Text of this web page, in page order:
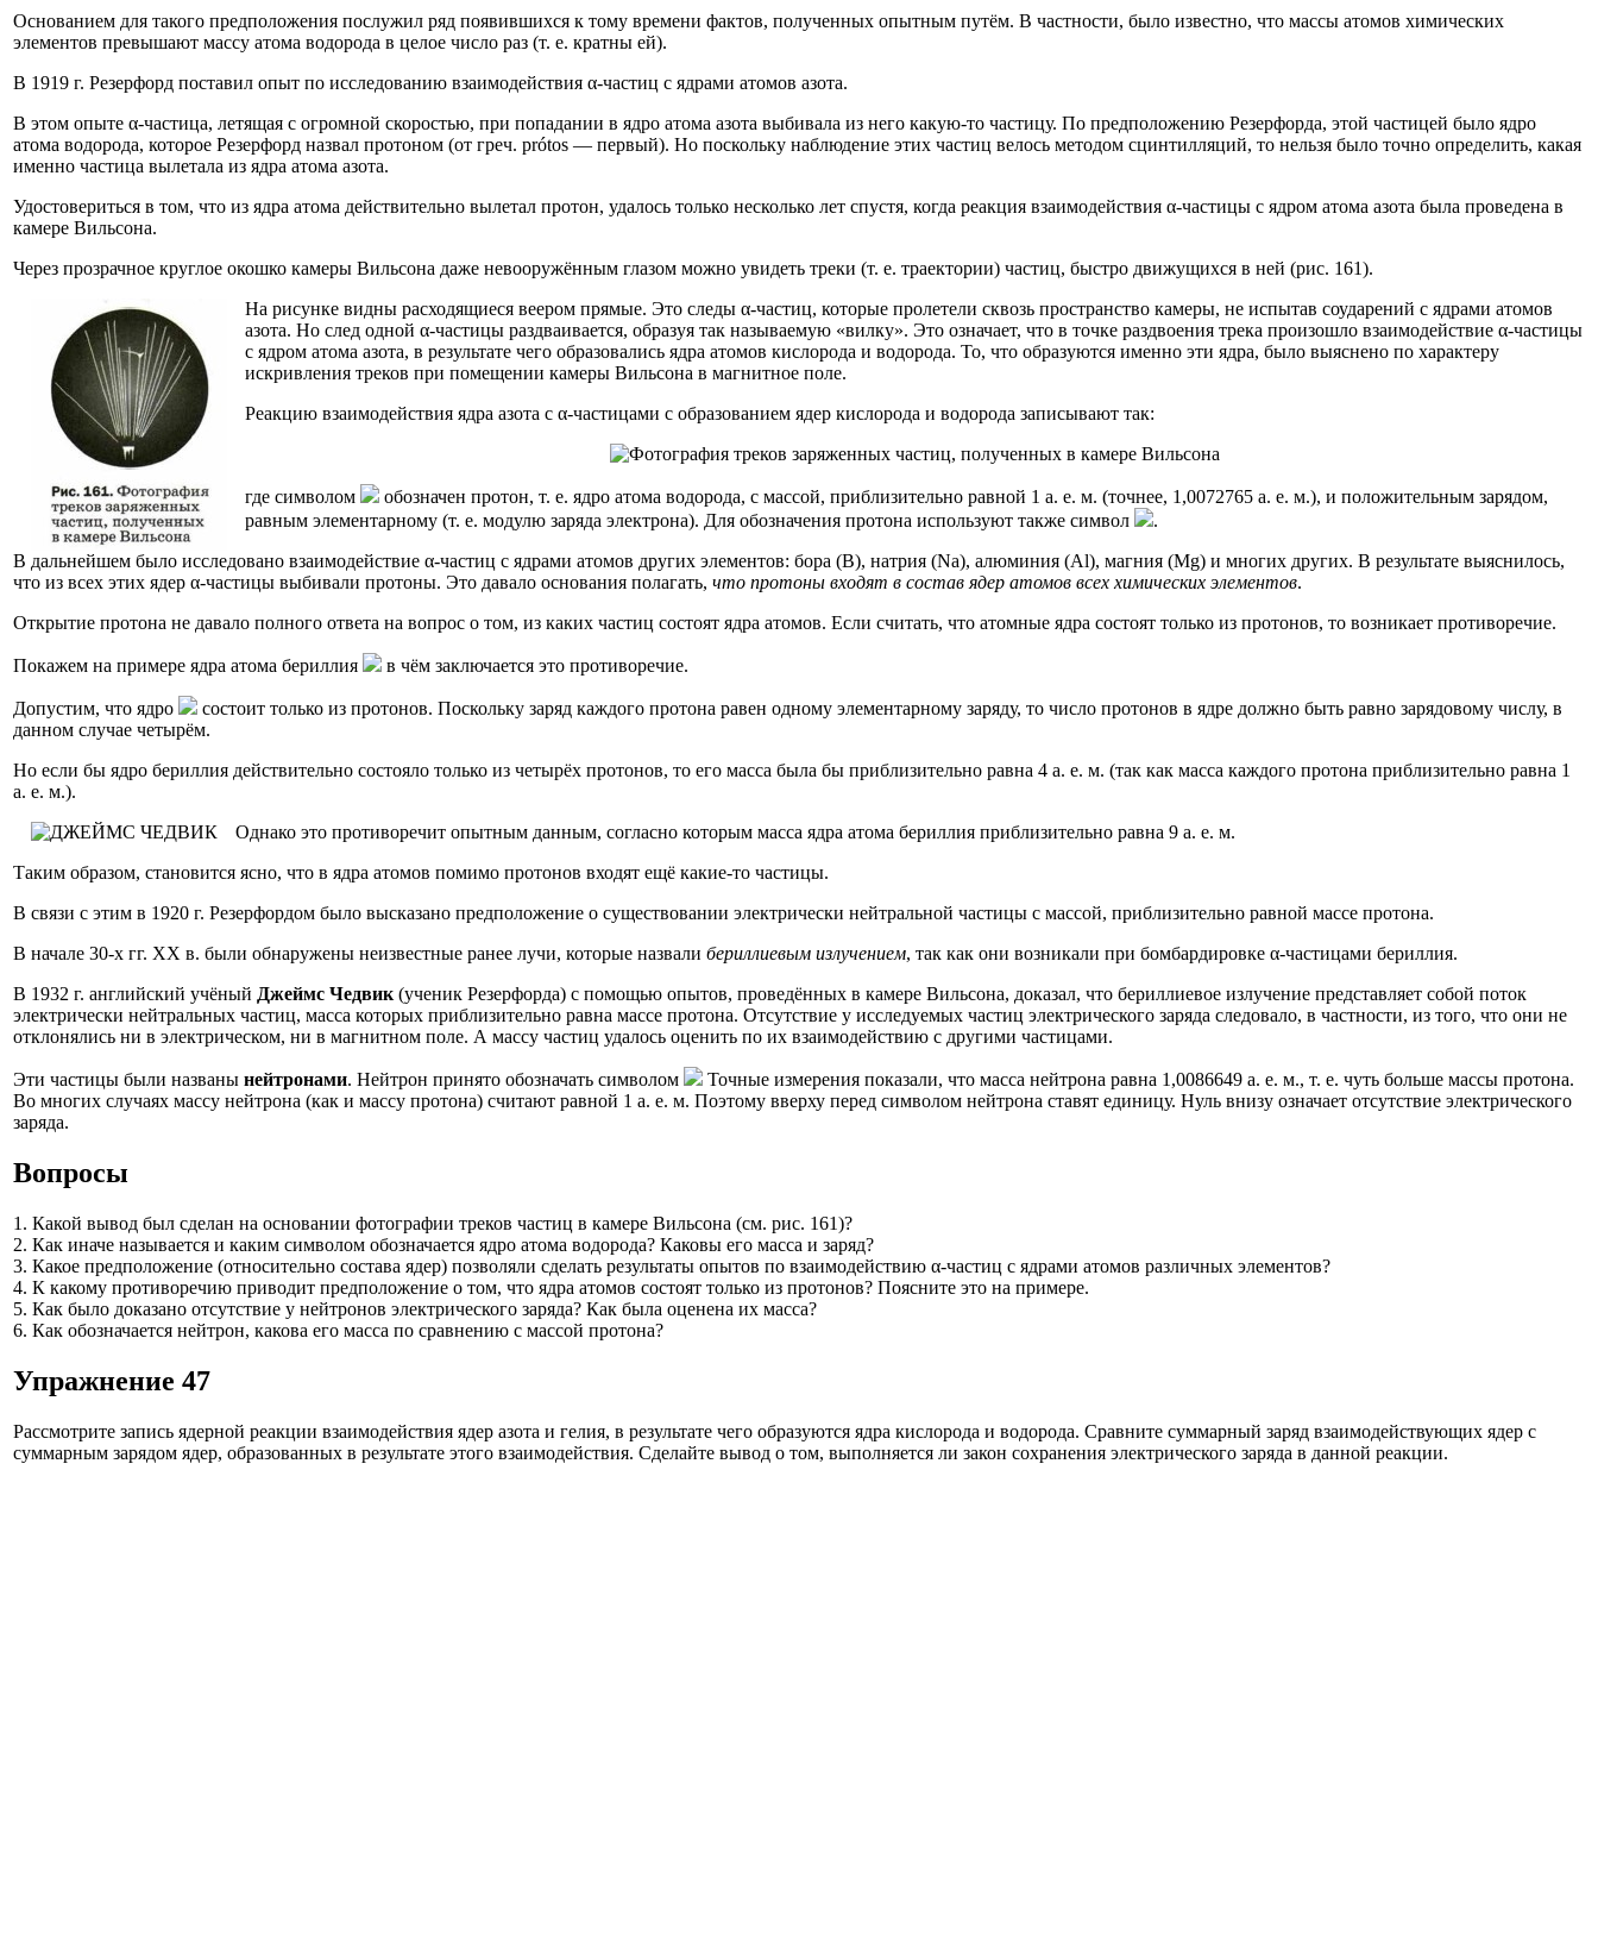
Основанием для такого предположения послужил ряд появившихся к тому времени фактов, полученных опытным путём. В частности, было известно, что массы атомов химических
элементов превышают массу атома водорода в целое число раз (т. е. кратны ей).
В 1919 г. Резерфорд поставил опыт по исследованию взаимодействия α-частиц с ядрами атомов азота.
В этом опыте α-частица, летящая с огромной скоростью, при попадании в ядро атома азота выбивала из него какую-то частицу. По предположению Резерфорда, этой частицей было ядро
атома водорода, которое Резерфорд назвал протоном (от греч. prótos — первый). Но поскольку наблюдение этих частиц велось методом сцинтилляций, то нельзя было точно определить, какая
именно частица вылетала из ядра атома азота.
Удостовериться в том, что из ядра атома действительно вылетал протон, удалось только несколько лет спустя, когда реакция взаимодействия α-частицы с ядром атома азота была проведена в
камере Вильсона.
Через прозрачное круглое окошко камеры Вильсона даже невооружённым глазом можно увидеть треки (т. е. траектории) частиц, быстро движущихся в ней (рис. 161).
На рисунке видны расходящиеся веером прямые. Это следы α-частиц, которые пролетели сквозь пространство камеры, не испытав соударений с ядрами атомов
азота. Но след одной α-частицы раздваивается, образуя так называемую «вилку». Это означает, что в точке раздвоения трека произошло взаимодействие α-частицы
с ядром атома азота, в результате чего образовались ядра атомов кислорода и водорода. То, что образуются именно эти ядра, было выяснено по характеру
искривления треков при помещении камеры Вильсона в магнитное поле.
Реакцию взаимодействия ядра азота с α-частицами с образованием ядер кислорода и водорода записывают так:
где символом
обозначен протон, т. е. ядро атома водорода, с массой, приблизительно равной 1 а. е. м. (точнее, 1,0072765 а. е. м.), и положительным зарядом,
равным элементарному (т. е. модулю заряда электрона). Для обозначения протона используют также символ
.
В дальнейшем было исследовано взаимодействие α-частиц с ядрами атомов других элементов: бора (В), натрия (Na), алюминия (Аl), магния (Mg) и многих других. В результате выяснилось,
что из всех этих ядер α-частицы выбивали протоны. Это давало основания полагать, что протоны входят в состав ядер атомов всех химических элементов.
Открытие протона не давало полного ответа на вопрос о том, из каких частиц состоят ядра атомов. Если считать, что атомные ядра состоят только из протонов, то возникает противоречие.
Покажем на примере ядра атома бериллия в чём заключается это противоречие.
Допустим, что ядро
состоит только из протонов. Поскольку заряд каждого протона равен одному элементарному заряду, то число протонов в ядре должно быть равно зарядовому числу, в
данном случае четырём.
Но если бы ядро бериллия действительно состояло только из четырёх протонов, то его масса была бы приблизительно равна 4 а. е. м. (так как масса каждого протона приблизительно равна 1
а. е. м.).
Однако это противоречит опытным данным, согласно которым масса ядра атома бериллия приблизительно равна 9 а. е. м.
Таким образом, становится ясно, что в ядра атомов помимо протонов входят ещё какие-то частицы.
В связи с этим в 1920 г. Резерфордом было высказано предположение о существовании электрически нейтральной частицы с массой, приблизительно равной массе протона.
В начале 30-х гг. XX в. были обнаружены неизвестные ранее лучи, которые назвали бериллиевым излучением, так как они возникали при бомбардировке α-частицами бериллия.
В 1932 г. английский учёный Джеймс Чедвик (ученик Резерфорда) с помощью опытов, проведённых в камере Вильсона, доказал, что бериллиевое излучение представляет собой поток
электрически нейтральных частиц, масса которых приблизительно равна массе протона. Отсутствие у исследуемых частиц электрического заряда следовало, в частности, из того, что они не
отклонялись ни в электрическом, ни в магнитном поле. А массу частиц удалось оценить по их взаимодействию с другими частицами.
Эти частицы были названы нейтронами. Нейтрон принято обозначать символом
Точные измерения показали, что масса нейтрона равна 1,0086649 а. е. м., т. е. чуть больше массы протона.
Во многих случаях массу нейтрона (как и массу протона) считают равной 1 а. е. м. Поэтому вверху перед символом нейтрона ставят единицу. Нуль внизу означает отсутствие электрического
заряда.
Вопросы
1. Какой вывод был сделан на основании фотографии треков частиц в камере Вильсона (см. рис. 161)?
2. Как иначе называется и каким символом обозначается ядро атома водорода? Каковы его масса и заряд?
3. Какое предположение (относительно состава ядер) позволяли сделать результаты опытов по взаимодействию α-частиц с ядрами атомов различных элементов?
4. К какому противоречию приводит предположение о том, что ядра атомов состоят только из протонов? Поясните это на примере.
5. Как было доказано отсутствие у нейтронов электрического заряда? Как была оценена их масса?
6. Как обозначается нейтрон, какова его масса по сравнению с массой протона?
Упражнение 47
Рассмотрите запись ядерной реакции взаимодействия ядер азота и гелия, в результате чего образуются ядра кислорода и водорода. Сравните суммарный заряд взаимодействующих ядер с
суммарным зарядом ядер, образованных в результате этого взаимодействия. Сделайте вывод о том, выполняется ли закон сохранения электрического заряда в данной реакции.